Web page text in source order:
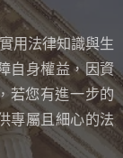
用法律知識與生
自身權益，因資
若您有進一步的
專屬且細心的法